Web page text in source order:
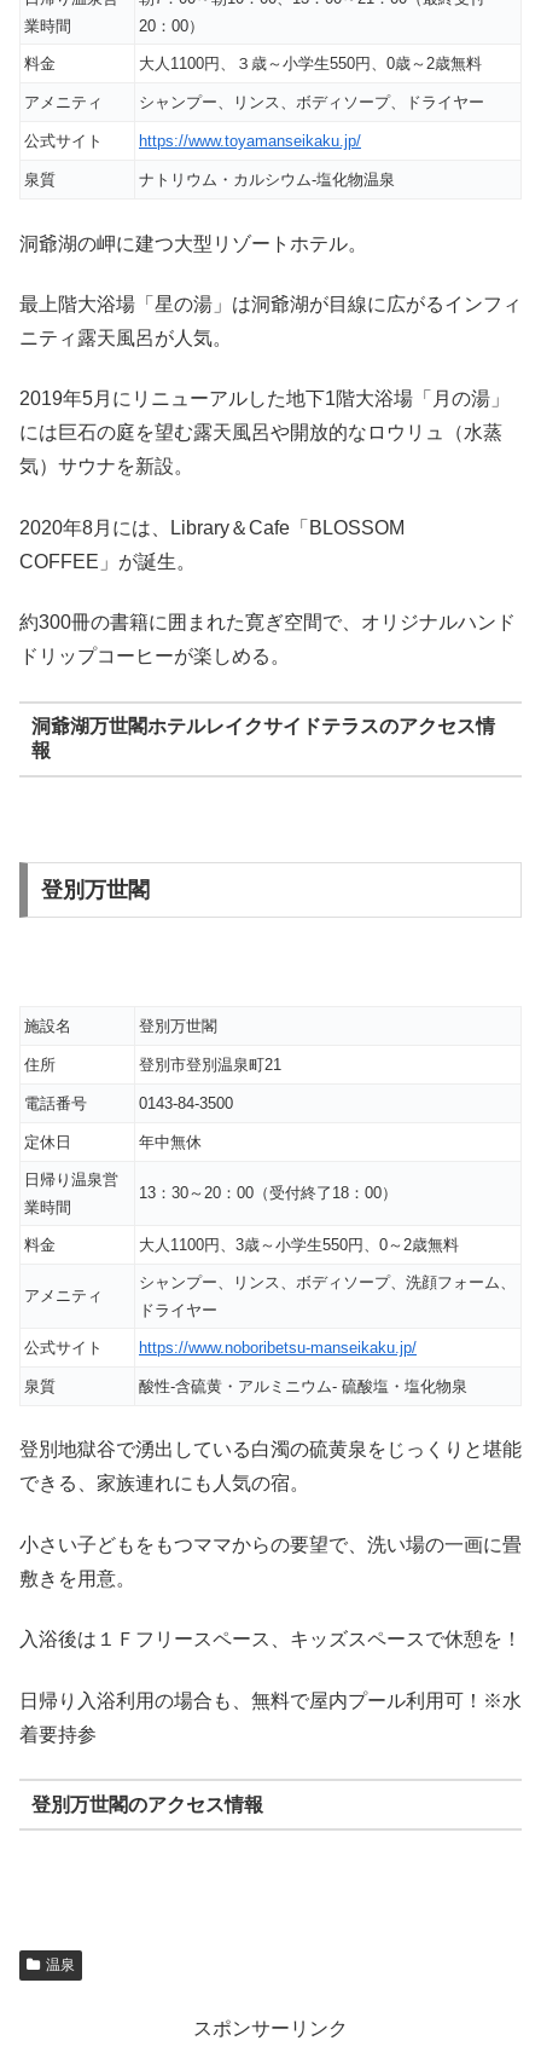
業時間
20：00）
料金 大人1100円、３歳～小学生550円、0歳～2歳無料
アメニティ シャンプー、リンス、ボディソープ、ドライヤー
公式サイト https://www.toyamanseikaku.jp/
泉質 ナトリウム・カルシウム-塩化物温泉
洞爺湖の岬に建つ大型リゾートホテル。
最上階大浴場「星の湯」は洞爺湖が目線に広がるインフィ
ニティ露天風呂が人気。
2019年5月にリニューアルした地下1階大浴場「月の湯」
には巨石の庭を望む露天風呂や開放的なロウリュ（水蒸
気）サウナを新設。
2020年8月には、Library＆Cafe「BLOSSOM
COFFEE」が誕生。
約300冊の書籍に囲まれた寛ぎ空間で、オリジナルハンド
ドリップコーヒーが楽しめる。
洞爺湖万世閣ホテルレイクサイドテラスのアクセス情
報
登別万世閣
施設名 登別万世閣
住所 登別市登別温泉町21
電話番号 0143-84-3500
定休日 年中無休
日帰り温泉営
業時間
13：30～20：00（受付終了18：00）
料金 大人1100円、3歳～小学生550円、0～2歳無料
アメニティ
シャンプー、リンス、ボディソープ、洗顔フォーム、
ドライヤー
公式サイト https://www.noboribetsu-manseikaku.jp/
泉質 酸性-含硫黄・アルミニウム- 硫酸塩・塩化物泉
登別地獄谷で湧出している白濁の硫黄泉をじっくりと堪能
できる、家族連れにも人気の宿。
小さい子どもをもつママからの要望で、洗い場の一画に畳
敷きを用意。
入浴後は１Ｆフリースペース、キッズスペースで休憩を！
日帰り入浴利用の場合も、無料で屋内プール利用可！※水
着要持参
登別万世閣のアクセス情報
温泉
スポンサーリンク